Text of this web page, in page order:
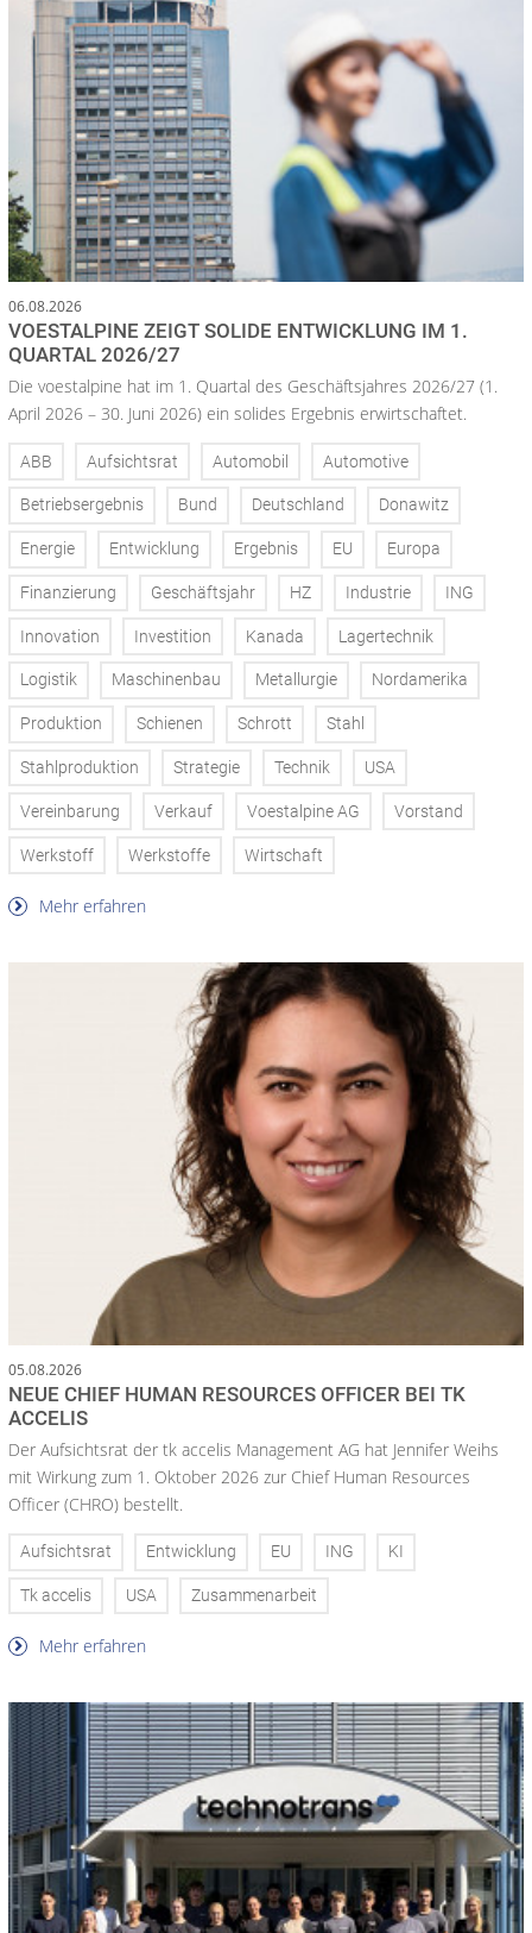
06.08.2026
VOESTALPINE ZEIGT SOLIDE ENTWICKLUNG IM 1.
QUARTAL 2026/27
Die voestalpine hat im 1. Quartal des Geschäftsjahres 2026/27 (1.
April 2026 – 30. Juni 2026) ein solides Ergebnis erwirtschaftet.
ABB Aufsichtsrat Automobil Automotive
Betriebsergebnis Bund Deutschland Donawitz
Energie Entwicklung Ergebnis EU Europa
Finanzierung Geschäftsjahr HZ Industrie ING
Innovation Investition Kanada Lagertechnik
Logistik Maschinenbau Metallurgie Nordamerika
Produktion Schienen Schrott Stahl
Stahlproduktion Strategie Technik USA
Vereinbarung Verkauf Voestalpine AG Vorstand
Werkstoff Werkstoffe Wirtschaft
Mehr erfahren
05.08.2026
NEUE CHIEF HUMAN RESOURCES OFFICER BEI TK
ACCELIS
Der Aufsichtsrat der tk accelis Management AG hat Jennifer Weihs
mit Wirkung zum 1. Oktober 2026 zur Chief Human Resources
Officer (CHRO) bestellt.
Aufsichtsrat Entwicklung EU ING KI
Tk accelis USA Zusammenarbeit
Mehr erfahren